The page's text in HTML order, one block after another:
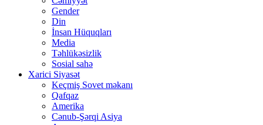
Gender
Din
İnsan Hüquqları
Media
Təhlükəsizlik
Sosial sahə
Xarici Siyasət
Keçmiş Sovet məkanı
Qafqaz
Amerika
Cənub-Şərqi Asiya